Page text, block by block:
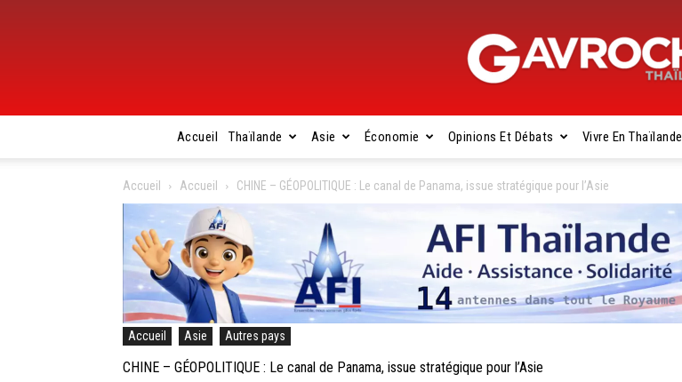
Gavroche
Thaïlande
Accueil Thaïlande Asie Économie Opinions Et Débats Vivre En Thaïlande
Accueil Accueil CHINE – GÉOPOLITIQUE : Le canal de Panama, issue stratégique pour l’Asie
Accueil Asie Autres pays
CHINE – GÉOPOLITIQUE : Le canal de Panama, issue stratégique pour l’Asie